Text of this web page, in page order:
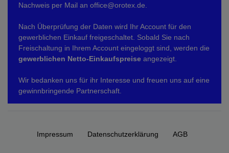
Nachweis per Mail an office@orotex.de.
Nach Überprüfung der Daten wird Ihr Account für den
gewerblichen Einkauf freigeschaltet. Sobald Sie nach
Freischaltung in Ihrem Account eingeloggt sind, werden die
gewerblichen Netto-Einkaufspreise angezeigt.
Wir bedanken uns für ihr Interesse und freuen uns auf eine
gewinnbringende Partnerschaft.
Impressum Daten­schutz­erklärung AGB